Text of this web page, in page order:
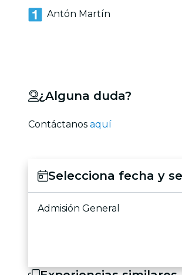
Antón Martín
¿Alguna duda?
Contáctanos aquí
Selecciona fecha y
Admisión General